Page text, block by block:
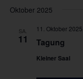
wählen.
Oktober 2025
SA.
11 Tagung
11. Oktober
Kleiner Saal